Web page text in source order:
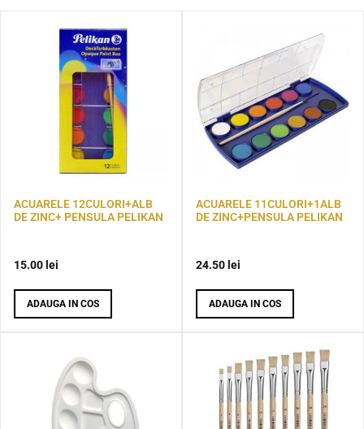
ACUARELE 12CULORI+ALB
DE ZINC+ PENSULA PELIKAN
15.00 lei
ADAUGA IN COS
ACUARELE 11CULORI+1ALB
DE ZINC+PENSULA PELIKAN
24.50 lei
ADAUGA IN COS